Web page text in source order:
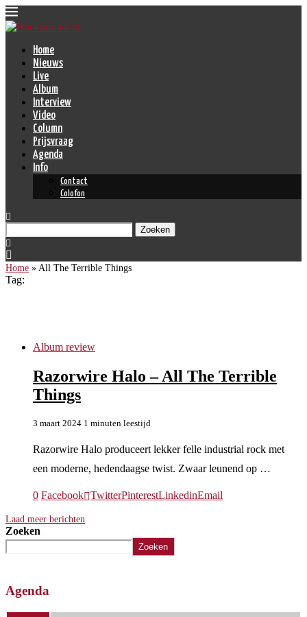
Home
Nieuws
Live
Album
Interview
Video
Column
Prijsvraag
Agenda
Info
Contact
Colofon
Zoeken
Home » All The Terrible Things
Tag:
Album review
Razorwire Halo – All The Terrible
Things
3 maart 2024 1 minuten leestijd
Razorwire Halo produceert lekker felle industrial rock met
een moderne, hedendaagse twist. Zwaar leunend op …
0 Facebook TwitterPinterestLinkedinEmail
Laad meer berichten
Zoeken
Zoeken
Agenda